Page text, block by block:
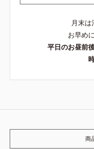
月末
お早め
平日のお昼前
商